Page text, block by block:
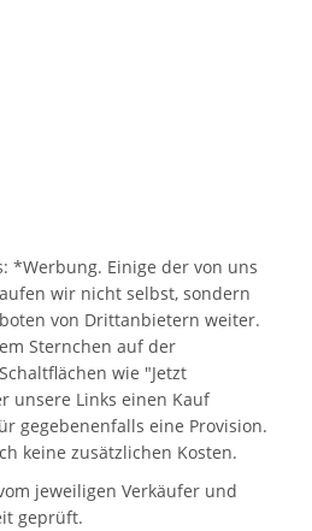
*Werbung. Einige der von uns
wir nicht selbst, sondern
von Drittanbietern weiter.
Sternchen auf der
wie "Jetzt
unsere Links einen Kauf
gegebenenfalls eine Provision.
keine zusätzlichen Kosten.
jeweiligen Verkäufer und
geprüft.